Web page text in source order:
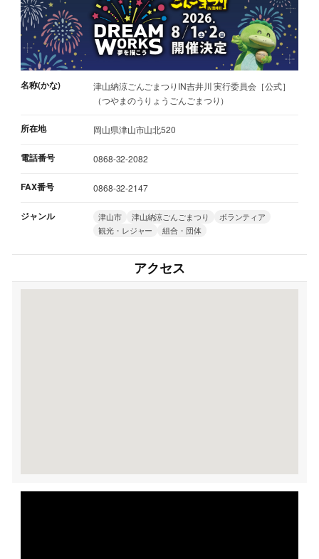
名称(かな)
津山納涼ごんごまつりIN吉井川 実行委員会［公式］
（つやまのうりょうごんごまつり）
所在地 岡山県津山市山北520
電話番号 0868-32-2082
FAX番号 0868-32-2147
ジャンル 津山市 津山納涼ごんごまつり
ボランティア
観光・レジャー
組合・団体
アクセス